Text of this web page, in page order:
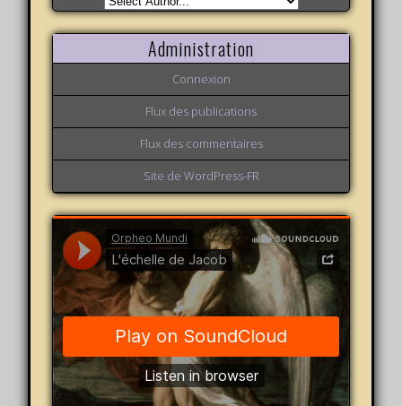
Administration
Connexion
Flux des publications
Flux des commentaires
Site de WordPress-FR